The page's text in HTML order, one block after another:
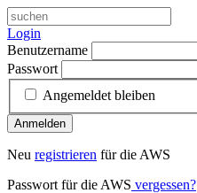
Login
Benutzername
Passwort
Angemeldet bleiben
Anmelden
Neu registrieren für die AWS
Passwort für die AWS vergessen?